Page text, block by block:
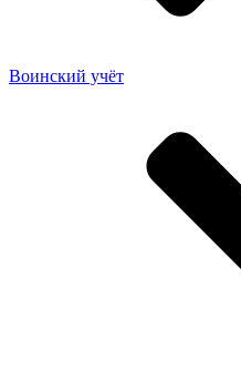
Воинский учёт